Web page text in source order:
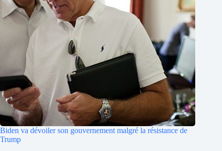
Biden va dévoiler son gouvernement malgré la résistance de
Trump